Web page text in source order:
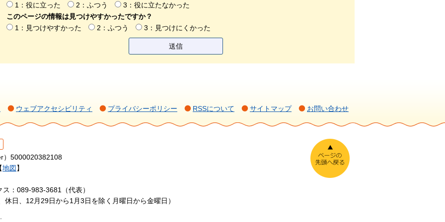
1：役に立った
2：ふつう
3：役に立たなかった
このページの情報は見つけやすかったですか？
1：見つけやすかった
2：ふつう 3：見つけにくかった
ウェブアクセシビリティ プライバシーポリシー RSSについて サイトマップ お問い合わせ
）5000020382108
地図】
：089-983-3681（代表）
日、12月29日から1月3日を除く月曜日から金曜日）